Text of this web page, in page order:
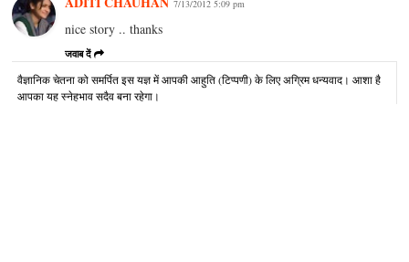
7/13/2012 5:09 pm
nice story .. thanks
जवाब दें
वैज्ञानिक चेतना को समर्पित इस यज्ञ में आपकी आहुति (टिप्पणी) के लिए अग्रिम धन्यवाद। आशा है
आपका यह स्नेहभाव सदैव बना रहेगा।